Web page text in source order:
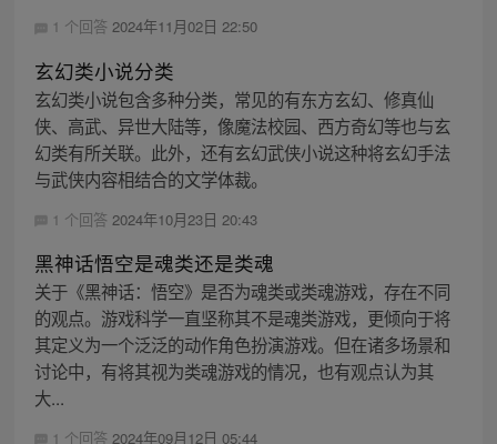
1 个回答 2024年11月02日 22:50
玄幻类小说分类
玄幻类小说包含多种分类，常见的有东方玄幻、修真仙
侠、高武、异世大陆等，像魔法校园、西方奇幻等也与玄
幻类有所关联。此外，还有玄幻武侠小说这种将玄幻手法
与武侠内容相结合的文学体裁。
1 个回答 2024年10月23日 20:43
黑神话悟空是魂类还是类魂
关于《黑神话：悟空》是否为魂类或类魂游戏，存在不同
的观点。游戏科学一直坚称其不是魂类游戏，更倾向于将
其定义为一个泛泛的动作角色扮演游戏。但在诸多场景和
讨论中，有将其视为类魂游戏的情况，也有观点认为其
大...
1 个回答 2024年09月12日 05:44